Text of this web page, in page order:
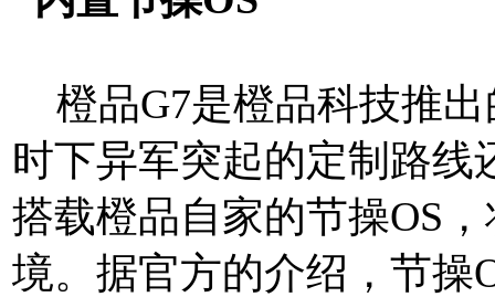
橙品G7是橙品科技推
时下异军突起的定制路线
搭载橙品自家的节操OS
境。据官方的介绍，节操